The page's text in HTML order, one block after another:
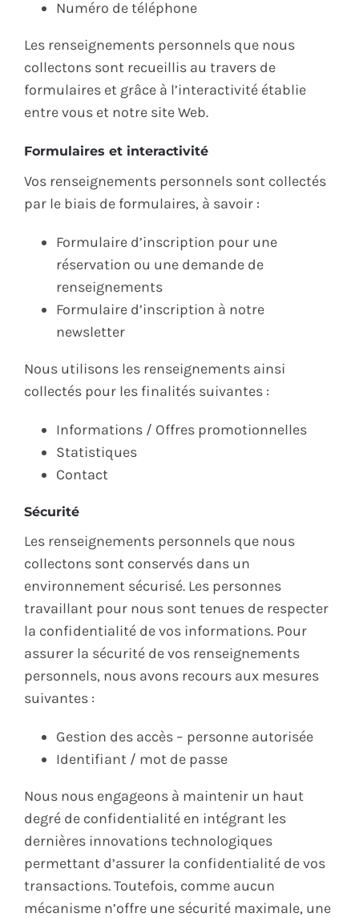
Numéro de téléphone
Les renseignements personnels que nous
collectons sont recueillis au travers de
formulaires et grâce à l’interactivité établie
entre vous et notre site Web.
Formulaires et interactivité
Vos renseignements personnels sont collectés
par le biais de formulaires, à savoir :
Formulaire d’inscription pour une
réservation ou une demande de
renseignements
Formulaire d’inscription à notre
newsletter
Nous utilisons les renseignements ainsi
collectés pour les finalités suivantes :
Informations / Offres promotionnelles
Statistiques
Contact
Sécurité
Les renseignements personnels que nous
collectons sont conservés dans un
environnement sécurisé. Les personnes
travaillant pour nous sont tenues de respecter
la confidentialité de vos informations. Pour
assurer la sécurité de vos renseignements
personnels, nous avons recours aux mesures
suivantes :
Gestion des accès – personne autorisée
Identifiant / mot de passe
Nous nous engageons à maintenir un haut
degré de confidentialité en intégrant les
dernières innovations technologiques
permettant d’assurer la confidentialité de vos
transactions. Toutefois, comme aucun
mécanisme n’offre une sécurité maximale, une